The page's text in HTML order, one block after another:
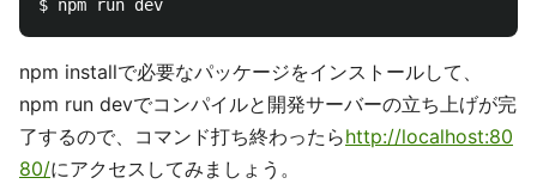
npm installで必要なパッケージをインストールして、
npm run devでコンパイルと開発サーバーの立ち上げが完
了するので、コマンド打ち終わったらhttp://localhost:80
80/にアクセスしてみましょう。